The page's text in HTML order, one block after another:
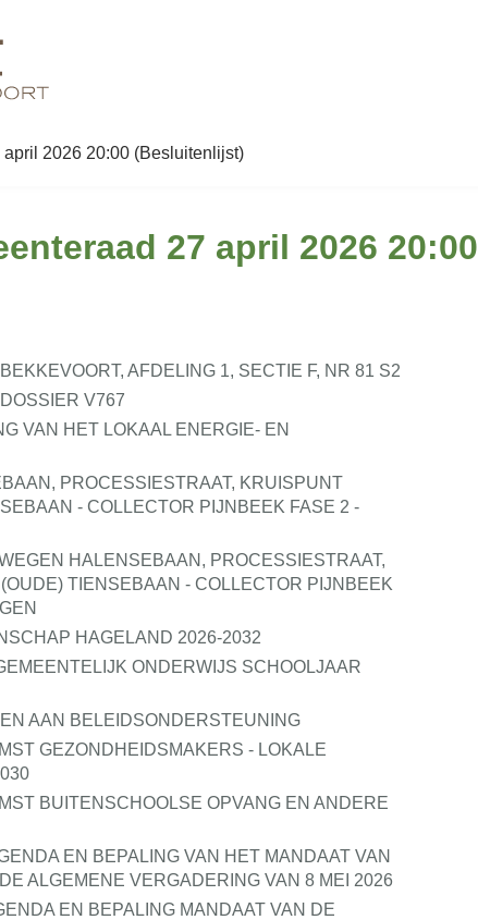
april 2026 20:00 (Besluitenlijst)
27 april 2026 20:00
AFDELING 1, SECTIE F, NR 81 S2
V767
VAN HET LOKAAL ENERGIE- EN
PROCESSIESTRAAT, KRUISPUNT
- COLLECTOR PIJNBEEK FASE 2 -
HALENSEBAAN, PROCESSIESTRAAT,
TIENSEBAAN - COLLECTOR PIJNBEEK
HAGELAND 2026-2032
ONDERWIJS SCHOOLJAAR
AAN BELEIDSONDERSTEUNING
GEZONDHEIDSMAKERS - LOKALE
BUITENSCHOOLSE OPVANG EN ANDERE
EN BEPALING VAN HET MANDAAT VAN
ALGEMENE VERGADERING VAN 8 MEI 2026
EN BEPALING MANDAAT VAN DE